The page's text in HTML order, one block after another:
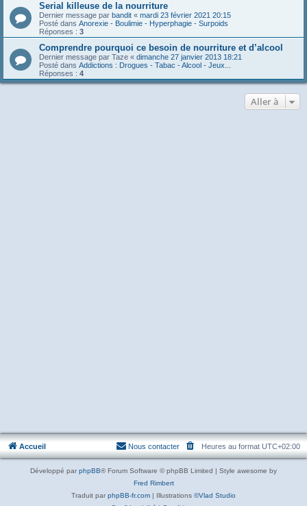
Serial killeuse de la nourriture
Dernier message par bandit « mardi 23 février 2021 20:15
Posté dans Anorexie - Boulimie - Hyperphagie - Surpoids
Réponses : 3
Comprendre pourquoi ce besoin de nourriture et d’alcool
Dernier message par Taze « dimanche 27 janvier 2013 18:21
Posté dans Addictions : Drogues - Tabac - Alcool - Jeux...
Réponses : 4
Aller à
Accueil Heures au format UTC+02:00
Nous contacter
Développé par phpBB® Forum Software © phpBB Limited | Style awesome by
Fred Rimbert
Traduit par phpBB-fr.com | Illustrations ©Vlad Studio